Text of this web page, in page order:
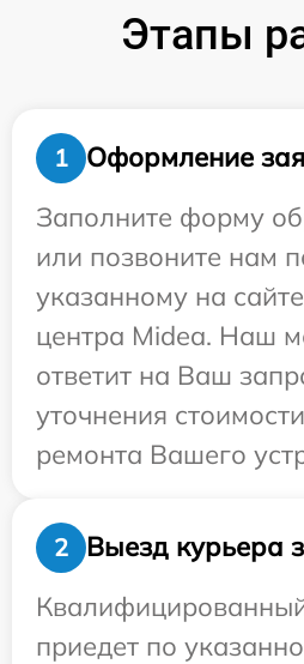
Этапы
1
Оформление
Заполните форму
или позвоните нам
указанному на
центра Midea. Наш
ответит на Ваш
уточнения
ремонта Вашего
2
Выезд курьера
приедет по